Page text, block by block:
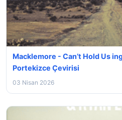
Macklemore - Can’t Hold Us
Portekizce Çevirisi
03 Nisan 2026